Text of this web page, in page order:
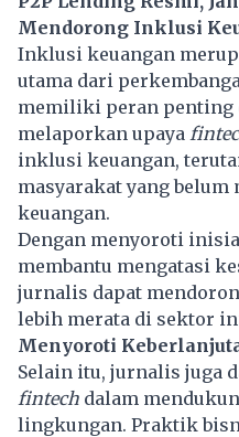
Mendorong Inklusi
Inklusi keuangan
utama dari
memiliki peran penting
melaporkan upaya
inklusi keuangan,
masyarakat yang
keuangan.
Dengan menyoroti
membantu mengatasi
jurnalis dapat
lebih merata di sektor
Menyoroti
Selain itu, jurnalis juga
fintech dalam
lingkungan. Praktik